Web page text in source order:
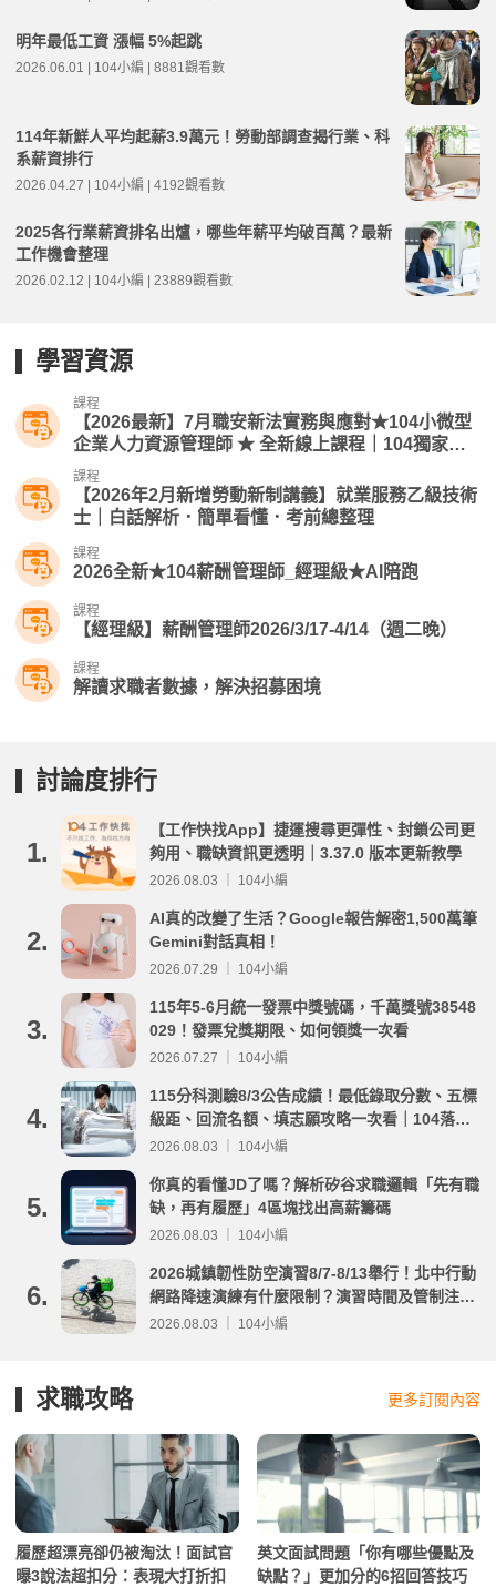
明年最低工資 漲幅 5%起跳
2026.06.01 | 104小編 | 8881觀看數
114年新鮮人平均起薪3.9萬元！勞動部調查揭行業、科
系薪資排行
2026.04.27 | 104小編 | 4192觀看數
2025各行業薪資排名出爐，哪些年薪平均破百萬？最新
工作機會整理
2026.02.12 | 104小編 | 23889觀看數
學習資源
課程
【2026最新】7月職安新法實務與應對★104小微型
企業人力資源管理師​ ★ 全新線上課程｜104獨家人
資線上課
課程
【2026年2月新增勞動新制講義】就業服務乙級技術
士｜白話解析．簡單看懂．考前總整理
課程
2026全新★104薪酬管理師_經理級★AI陪跑
課程
【經理級】薪酬管理師2026/3/17-4/14（週二晚）
課程
解讀求職者數據，解決招募困境
討論度排行
1.
【工作快找App】捷運搜尋更彈性、封鎖公司更
夠用、職缺資訊更透明｜3.37.0 版本更新教學
2026.08.03 ｜ 104小編
2.
AI真的改變了生活？Google報告解密1,500萬筆
Gemini對話真相！
2026.07.29 ｜ 104小編
3.
115年5-6月統一發票中獎號碼，千萬獎號38548
029！發票兌獎期限、如何領獎一次看
2026.07.27 ｜ 104小編
4.
115分科測驗8/3公告成績！最低錄取分數、五標
級距、回流名額、填志願攻略一次看｜104落點
分析
2026.08.03 ｜ 104小編
5.
你真的看懂JD了嗎？解析矽谷求職邏輯「先有職
缺，再有履歷」4區塊找出高薪籌碼
2026.08.03 ｜ 104小編
6.
2026城鎮韌性防空演習8/7-8/13舉行！北中行動
網路降速演練有什麼限制？演習時間及管制注意
事項整理
2026.08.03 ｜ 104小編
求職攻略 更多訂閱內容
履歷超漂亮卻仍被淘汰！面試官
曝3說法超扣分：表現大打折扣
英文面試問題「你有哪些優點及
缺點？」更加分的6招回答技巧